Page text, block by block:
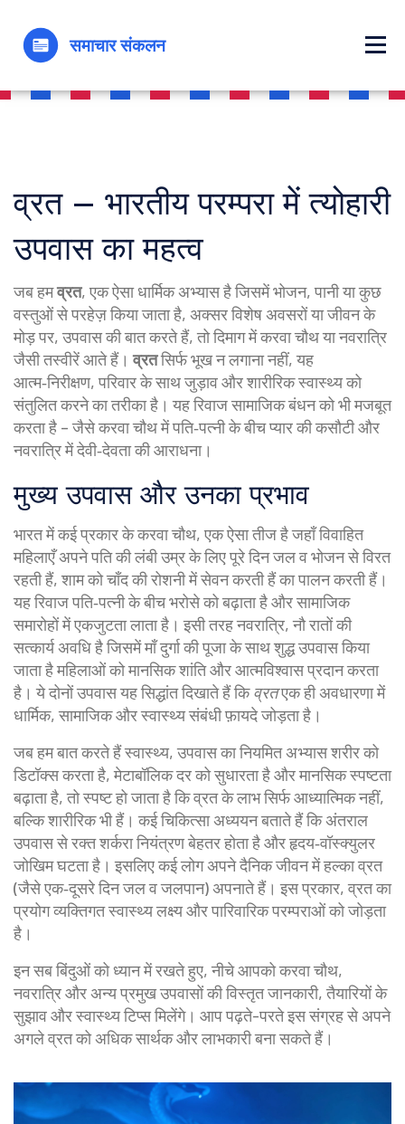
व्रत – भारतीय परम्परा में त्योहारी
उपवास का महत्व
जब हमव्रत,एक ऐसा धार्मिक अभ्यास है जिसमें भोजन, पानी या कुछ
वस्तुओं से परहेज़ किया जाता है, अक्सर विशेष अवसरों या जीवन के
मोड़ पर,उपवासकी बात करते हैं, तो दिमाग में करवा चौथ या नवरात्रि
जैसी तस्वीरें आते हैं।व्रतसिर्फ भूख न लगाना नहीं, यह
आत्म‑निरीक्षण, परिवार के साथ जुड़ाव और शारीरिक स्वास्थ्य को
संतुलित करने का तरीका है। यह रिवाज सामाजिक बंधन को भी मजबूत
करता है – जैसे करवा चौथ में पति‑पत्नी के बीच प्यार की कसौटी और
नवरात्रि में देवी‑देवता की आराधना।
मुख्य उपवास और उनका प्रभाव
भारत में कई प्रकार केकरवा चौथ,एक ऐसा तीज है जहाँ विवाहित
महिलाएँ अपने पति की लंबी उम्र के लिए पूरे दिन जल व भोजन से विरत
रहती हैं, शाम को चाँद की रोशनी में सेवन करती हैंका पालन करती हैं।
यह रिवाज पति‑पत्नी के बीच भरोसे को बढ़ाता है और सामाजिक
समारोहों में एकजुटता लाता है। इसी तरहनवरात्रि,नौ रातों की
सत्कार्य अवधि है जिसमें माँ दुर्गा की पूजा के साथ शुद्ध उपवास किया
जाता हैमहिलाओं को मानसिक शांति और आत्मविश्वास प्रदान करता
है। ये दोनों उपवास यह सिद्धांत दिखाते हैं किव्रतएक ही अवधारणा में
धार्मिक, सामाजिक और स्वास्थ्य संबंधी फ़ायदे जोड़ता है।
जब हम बात करते हैंस्वास्थ्य,उपवास का नियमित अभ्यास शरीर को
डिटॉक्स करता है, मेटाबॉलिक दर को सुधारता है और मानसिक स्पष्टता
बढ़ाता है, तो स्पष्ट हो जाता है कि व्रत के लाभ सिर्फ आध्यात्मिक नहीं,
बल्कि शारीरिक भी हैं। कई चिकित्सा अध्ययन बताते हैं कि अंतराल
उपवास से रक्त शर्करा नियंत्रण बेहतर होता है और हृदय‑वॉस्क्युलर
जोखिम घटता है। इसलिए कई लोग अपने दैनिक जीवन में हल्का व्रत
(जैसे एक‑दूसरे दिन जल व जलपान) अपनाते हैं। इस प्रकार, व्रत का
प्रयोग व्यक्तिगत स्वास्थ्य लक्ष्य और पारिवारिक परम्पराओं को जोड़ता
है।
इन सब बिंदुओं को ध्यान में रखते हुए, नीचे आपको करवा चौथ,
नवरात्रि और अन्य प्रमुख उपवासों की विस्तृत जानकारी, तैयारियों के
सुझाव और स्वास्थ्य टिप्स मिलेंगे। आप पढ़ते-परते इस संग्रह से अपने
अगले व्रत को अधिक सार्थक और लाभकारी बना सकते हैं।